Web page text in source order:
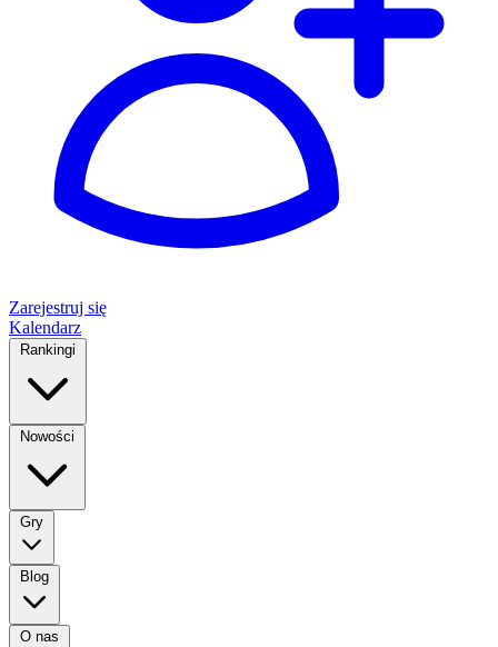
Zarejestruj się
Kalendarz
Rankingi
Nowości
Gry
Blog
O nas